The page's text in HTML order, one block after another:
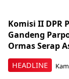
HEADLINE
Komisi II DPR
Gandeng
Ormas Serap